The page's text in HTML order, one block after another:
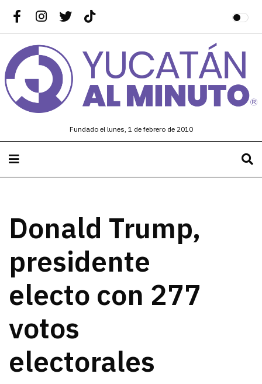
Fundado el lunes, 1 de febrero de 2010
Donald Trump,
presidente
electo con 277
votos
electorales